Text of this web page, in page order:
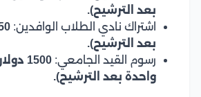
بعد الترشيح).
اشتراك نادي الطلاب الوافدين:
بعد الترشيح).
رسوم القيد الجامعي:
1500
واحدة بعد الترشيح).